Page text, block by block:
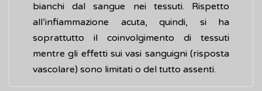
bianchi dal sangue nei tessuti. Rispetto
all’infiammazione acuta, quindi, si ha
soprattutto il coinvolgimento di tessuti
mentre gli effetti sui vasi sanguigni (risposta
vascolare) sono limitati o del tutto assenti.